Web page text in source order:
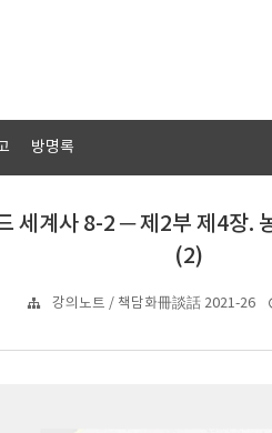
방명록
세계사 8-2 ─ 제2부 제4장.
(2)
강의노트 / 책담화冊談話 2021-26